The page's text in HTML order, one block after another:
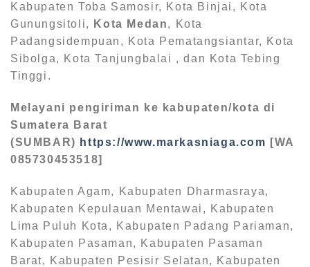
Kabupaten Toba Samosir, Kota Binjai, Kota
Gunungsitoli,
Kota Medan, Kota
Padangsidempuan, Kota Pematangsiantar, Kota
Sibolga, Kota Tanjungbalai , dan Kota Tebing
Tinggi.
Melayani pengiriman ke kabupaten/kota di
Sumatera Barat
(SUMBAR) https://www.markasniaga.com [WA
085730453518]
Kabupaten Agam, Kabupaten Dharmasraya,
Kabupaten Kepulauan Mentawai, Kabupaten
Lima Puluh Kota, Kabupaten Padang Pariaman,
Kabupaten Pasaman, Kabupaten Pasaman
Barat, Kabupaten Pesisir Selatan, Kabupaten